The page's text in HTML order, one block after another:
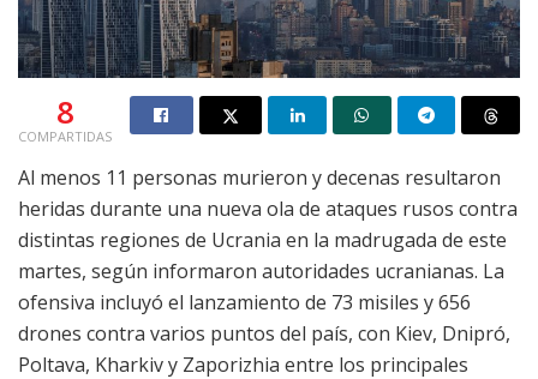
8
COMPARTIDAS
Al menos 11 personas murieron y decenas resultaron
heridas durante una nueva ola de ataques rusos contra
distintas regiones de Ucrania en la madrugada de este
martes, según informaron autoridades ucranianas. La
ofensiva incluyó el lanzamiento de 73 misiles y 656
drones contra varios puntos del país, con Kiev, Dnipró,
Poltava, Kharkiv y Zaporizhia entre los principales